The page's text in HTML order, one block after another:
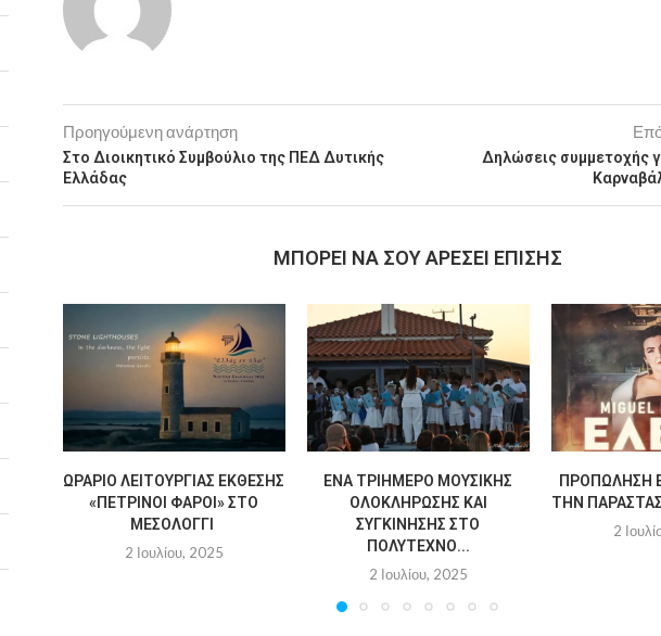
Προηγούμενη ανάρτηση
Στο Διοικητικό Συμβούλιο της ΠΕΔ Δυτικής
Ελλάδας
Δηλώσεις συμμετοχής
MΠΟΡΕΊ ΝΑ ΣΟΥ ΑΡΈΣΕΙ ΕΠΊΣΗΣ
ΩΡΆΡΙΟ ΛΕΙΤΟΥΡΓΊΑΣ ΈΚΘΕΣΗΣ
«ΠΈΤΡΙΝΟΙ ΦΆΡΟΙ» ΣΤΟ
ΜΕΣΟΛΌΓΓΙ
2 Ιουλίου, 2025
ΈΝΑ ΤΡΙΉΜΕΡΟ ΜΟΥΣΙΚΉΣ
ΟΛΟΚΛΉΡΩΣΗΣ ΚΑΙ
ΣΥΓΚΊΝΗΣΗΣ ΣΤΟ
ΠΟΛΎΤΕΧΝΟ...
2 Ιουλίου, 2025
ΠΡΟΠΏΛΗΣΗ
ΤΗΝ
2